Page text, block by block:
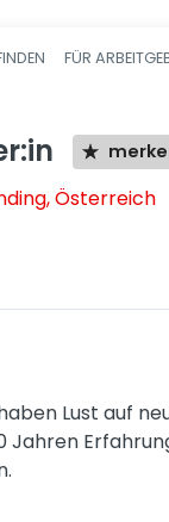
FÜR
Österreich
Lust auf